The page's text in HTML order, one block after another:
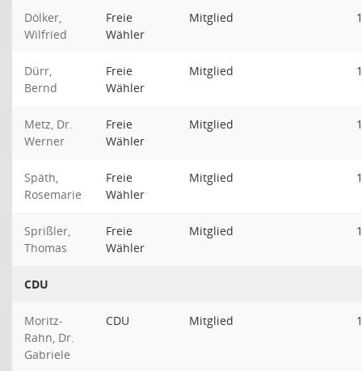
Dölker,
Wilfried
Freie
Wähler
Mitglied
Dürr,
Bernd
Freie
Wähler
Mitglied
Metz, Dr.
Werner
Freie
Wähler
Mitglied
Späth,
Rosemarie
Freie
Wähler
Mitglied
Sprißler,
Thomas
Freie
Wähler
Mitglied
CDU
Moritz-
Rahn, Dr.
Gabriele
CDU Mitglied